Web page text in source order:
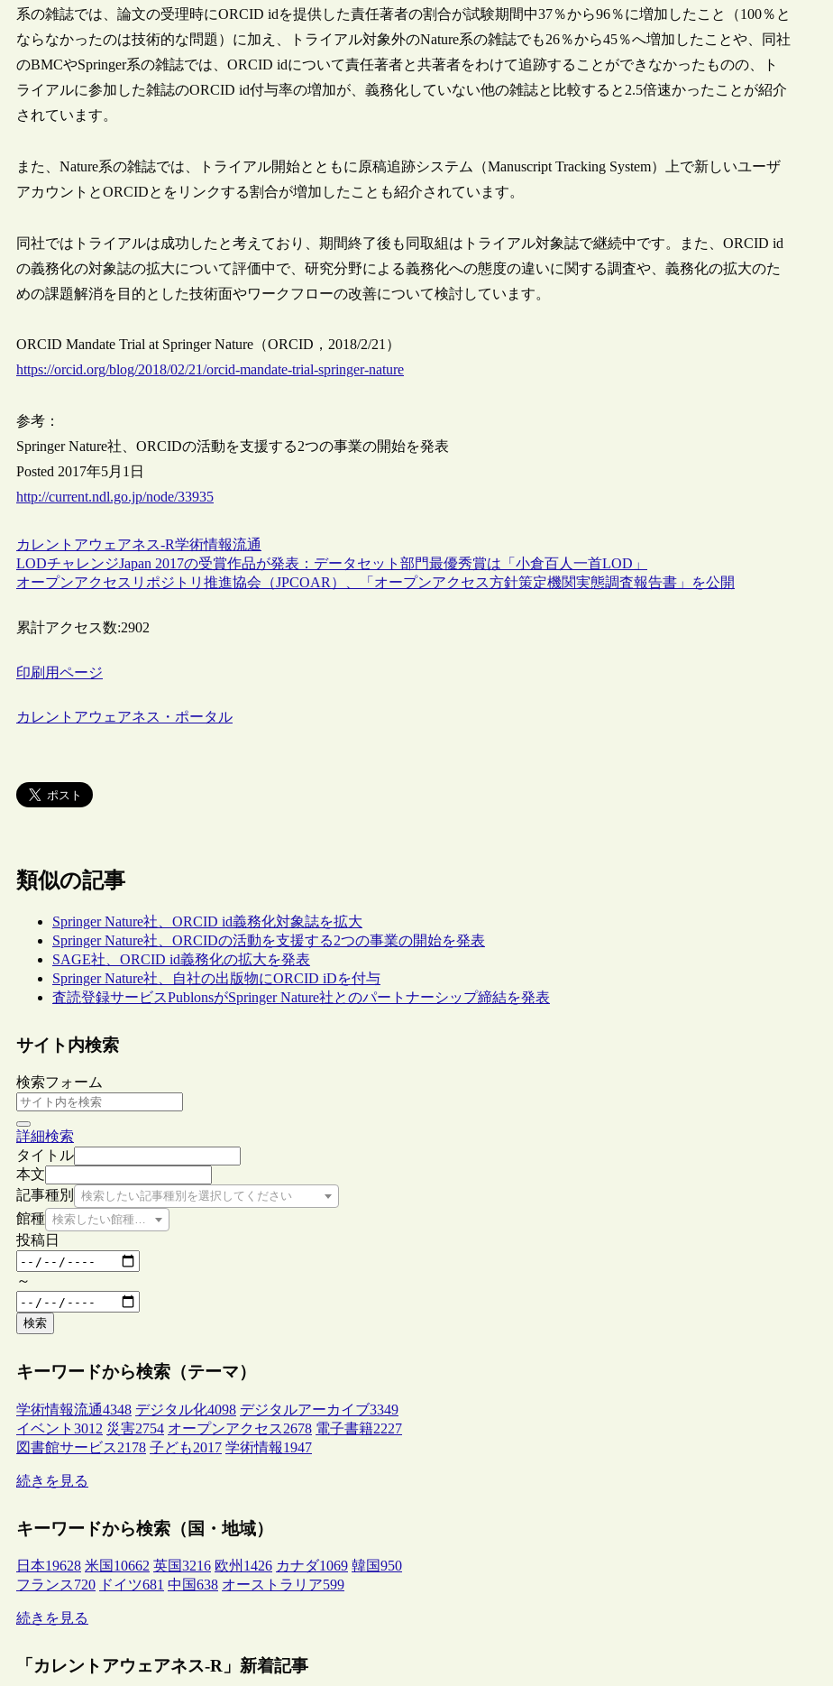
系の雑誌では、論文の受理時にORCID idを提供した責任著者の割合が試験期間中37％から96％に増加したこと（100％と
ならなかったのは技術的な問題）に加え、トライアル対象外のNature系の雑誌でも26％から45％へ増加したことや、同社
のBMCやSpringer系の雑誌では、ORCID idについて責任著者と共著者をわけて追跡することができなかったものの、ト
ライアルに参加した雑誌のORCID id付与率の増加が、義務化していない他の雑誌と比較すると2.5倍速かったことが紹介
されています。
また、Nature系の雑誌では、トライアル開始とともに原稿追跡システム（Manuscript Tracking System）上で新しいユーザ
アカウントとORCIDとをリンクする割合が増加したことも紹介されています。
同社ではトライアルは成功したと考えており、期間終了後も同取組はトライアル対象誌で継続中です。また、ORCID id
の義務化の対象誌の拡大について評価中で、研究分野による義務化への態度の違いに関する調査や、義務化の拡大のた
めの課題解消を目的とした技術面やワークフローの改善について検討しています。
ORCID Mandate Trial at Springer Nature（ORCID，2018/2/21）
https://orcid.org/blog/2018/02/21/orcid-mandate-trial-springer-nature
参考：
Springer Nature社、ORCIDの活動を支援する2つの事業の開始を発表
Posted 2017年5月1日
http://current.ndl.go.jp/node/33935
カレントアウェアネス-R学術情報流通
LODチャレンジJapan 2017の受賞作品が発表：データセット部門最優秀賞は「小倉百人一首LOD」
オープンアクセスリポジトリ推進協会（JPCOAR）、「オープンアクセス方針策定機関実態調査報告書」を公開
累計アクセス数:2902
印刷用ページ
カレントアウェアネス・ポータル
類似の記事
Springer Nature社、ORCID id義務化対象誌を拡大
Springer Nature社、ORCIDの活動を支援する2つの事業の開始を発表
SAGE社、ORCID id義務化の拡大を発表
Springer Nature社、自社の出版物にORCID iDを付与
査読登録サービスPublonsがSpringer Nature社とのパートナーシップ締結を発表
サイト内検索
検索フォーム
詳細検索
タイトル
本文
記事種別
検索したい記事種別を選択してください
館種 検索したい館種を選択してください
投稿日
～
検索
キーワードから検索（テーマ）
学術情報流通4348 デジタル化4098 デジタルアーカイブ3349
イベント 3012 災害2754 オープンアクセス2678 電子書籍2227
図書館サービス2178 子ども2017 学術情報1947
続きを見る
キーワードから検索（国・地域）
日本19628 米国 10662 英国3216 欧州 1426 カナダ1069 韓国950
フランス720 ドイツ681 中国638 オーストラリア599
続きを見る
「カレントアウェアネス-R」新着記事